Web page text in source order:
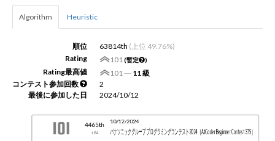
JP EN
新規登録
Algorithm Heuristic
順位 63814th (上位 49.76%)
Rating
101 (暫定 )
Rating最高値 101 ― 11 級
コンテスト参加回数
2
最後に参加した日
2024/10/12